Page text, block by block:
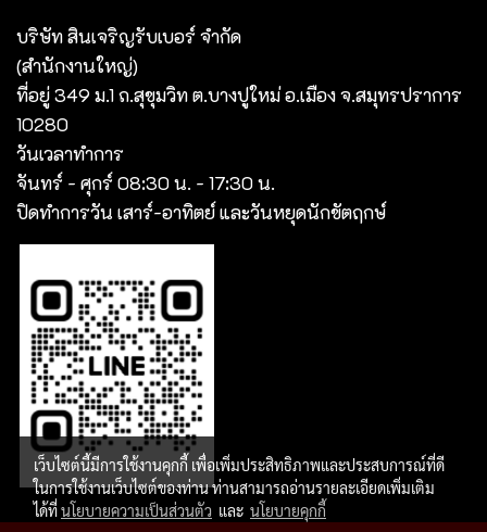
บริษัท สินเจริญรับเบอร์ จํากัด
(สํานักงานใหญ่)
ที่อยู่ 349 ม.1 ถ.สุขุมวิท ต.บางปูใหม่ อ.เมือง จ.สมุทรปราการ
10280
วันเวลาทำการ
จันทร์ - ศุกร์ 08:30 น. - 17:30 น.
ปิดทำการวัน เสาร์-อาทิตย์ และวันหยุดนักขัตฤกษ์
เว็บไซต์นี้มีการใช้งานคุกกี้ เพื่อเพิ่มประสิทธิภาพและประสบการณ์ที่ดี
ในการใช้งานเว็บไซต์ของท่าน ท่านสามารถอ่านรายละเอียดเพิ่มเติม
ได้ที่นโยบายความเป็นส่วนตัว และ นโยบายคุกกี้